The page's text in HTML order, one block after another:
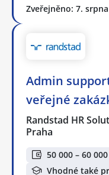
Zveřejněno: 7. srpna
Admin
veřejné
Randstad HR
Praha
50 000 – 60
Vhodné také